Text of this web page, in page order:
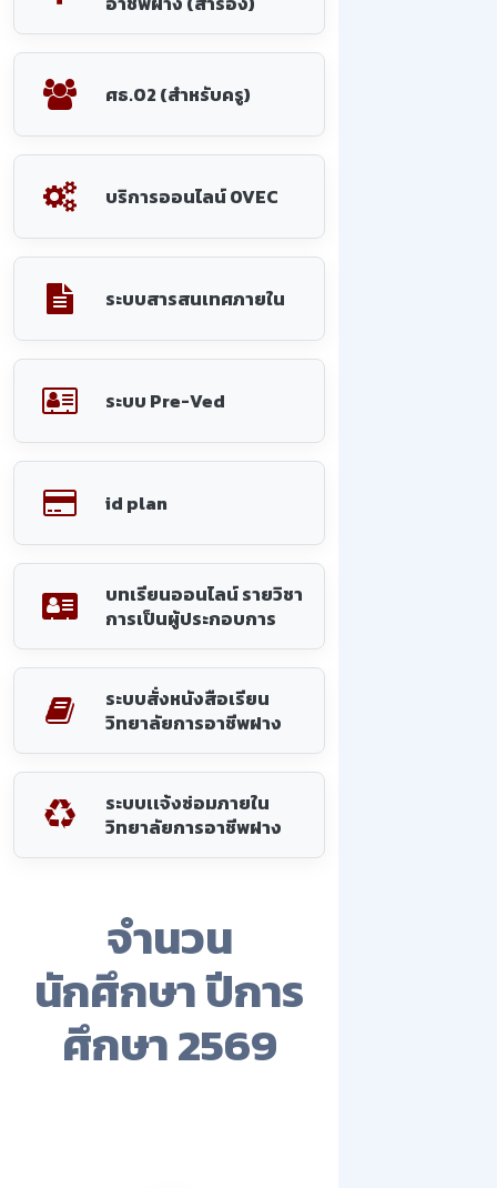
ศธ.02 (สำหรับครู)
บริการออนไลน์ OVEC
ระบบสารสนเทศภายใน
ระบบ Pre-Ved
id plan
บทเรียนออนไลน์ รายวิชา
การเป็นผู้ประกอบการ
ระบบสั่งหนังสือเรียน
วิทยาลัยการอาชีพฝาง
ระบบเเจ้งซ่อมภายใน
วิทยาลัยการอาชีพฝาง
จำนวน
นักศึกษา ปีการ
ศึกษา 2569